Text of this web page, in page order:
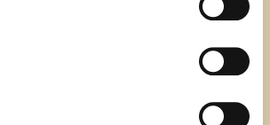
las cookies de analytics, Google
forma.
as much as you can.